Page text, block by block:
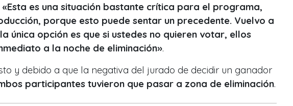
«Esta es una situación bastante crítica para el programa,
porque esto puede sentar un precedente. Vuelvo a
única opción es que si ustedes no quieren votar, ellos
a la noche de eliminación».
y debido a que la negativa del jurado de decidir un ganador
participantes tuvieron que pasar a zona de eliminación.